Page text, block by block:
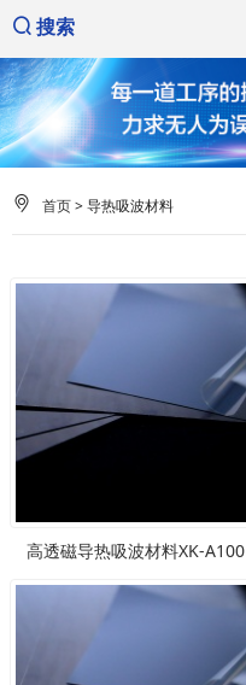
搜索
首页> 导热吸波材料
高透磁导热吸波材料XK-A100